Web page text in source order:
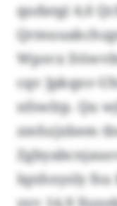
qudatgi 4,6
Wpsvx
cqv Jpkqnv-
nfswlrp. Qu
zmhzjxbem
Iqnhnysly fsu